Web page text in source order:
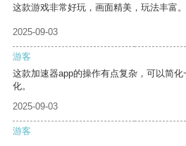
这款游戏非常好玩，画面精美，玩法丰富。
2025-09-03
游客
这款加速器app的操作有点复杂，可以简
化。
2025-09-03
游客